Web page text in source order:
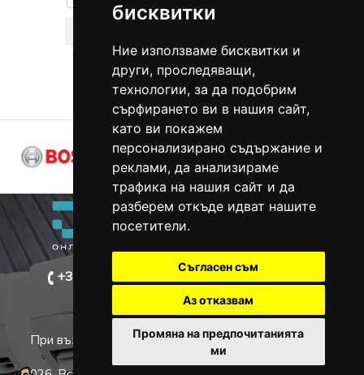
бисквитки
Ние използваме бисквитки и
други, проследяващи,
технологии, за да подобрим
сърфирането ви в нашия сайт,
като ви покажем
персонализирано съдържание и
реклами, да анализираме
трафика на нашия сайт и да
разберем откъде идват нашите
посетители.
Съгласен съм
Аз отказвам
Промяна на предпочитанията
ми
Страница: 1 от 2
+359 884 159 849 info@dekoclima.com
При възникване на спор, свързан с покупка онлайн,
можете да ползвате "сайта ОРС"